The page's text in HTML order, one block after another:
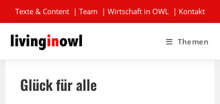
Texte & Content | Team | Wirtschaft in OWL | Kontakt
Themen
Glück für alle